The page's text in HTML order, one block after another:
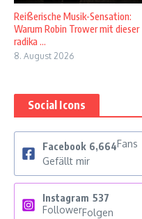
Reißerische Musik-Sensation:
Warum Robin Trower mit dieser
radika ...
8. August 2026
Social Icons
Facebook 6,664Fans
Gefällt mir
Instagram 537
FollowerFolgen